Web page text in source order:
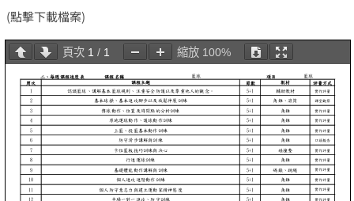
(點擊下載檔案)
頁次 1 / 1 縮放 100%